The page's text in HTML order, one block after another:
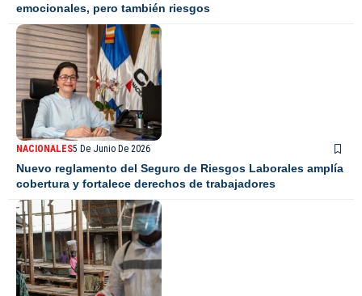
emocionales, pero también riesgos
NACIONALES5 De Junio De 2026
Nuevo reglamento del Seguro de Riesgos Laborales amplía
cobertura y fortalece derechos de trabajadores